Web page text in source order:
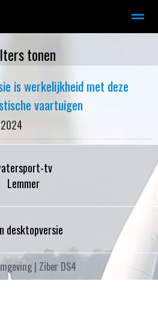
Adverteren
tonen
is werkelijkheid met deze
vaartuigen
tv
Lemmer
desktopversie
| Ziber DS4